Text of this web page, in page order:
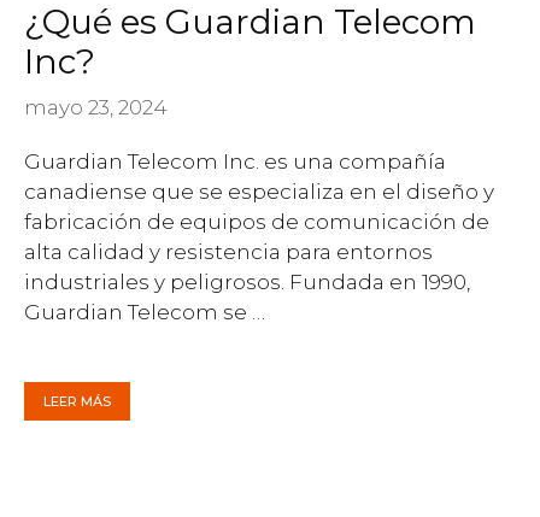
¿Qué es Guardian Telecom
Inc?
mayo 23, 2024
Guardian Telecom Inc. es una compañía
canadiense que se especializa en el diseño y
fabricación de equipos de comunicación de
alta calidad y resistencia para entornos
industriales y peligrosos. Fundada en 1990,
Guardian Telecom se …
LEER MÁS